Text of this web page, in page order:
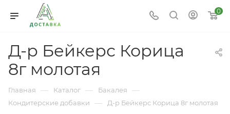
0
Д-р Бейкерс Корица
8г молотая
Главная — Каталог — Бакалея —
Кондитерские добавки — Д-р Бейкерс Корица 8г молотая